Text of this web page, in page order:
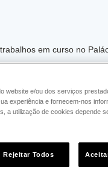
em curso no
em curso, que têm
um enterramento
anteriores, o que
para garantir a
website e/ou dos serviços
experiência e fornecem-nos
a utilização de cookies depende
Rejeitar Todos